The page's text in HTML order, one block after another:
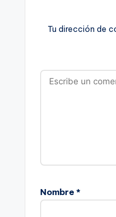
Tu dirección de
Nombre *